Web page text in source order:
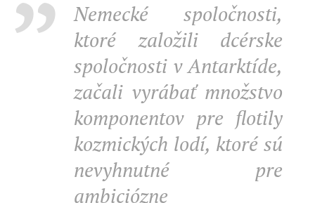
Nemecké spoločnosti,
ktoré založili dcérske
spoločnosti v Antarktíde,
začali vyrábať množstvo
komponentov pre flotily
kozmických lodí, ktoré sú
nevyhnutné pre
ambiciózne